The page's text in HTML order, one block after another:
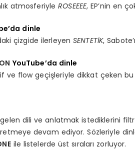
atmosferiyleROSEEEE, EP’nin en
dinle
çizgide ilerleyen SENTETİK,
YouTube’da dinle
ve flow geçişleriyle dikkat çeken
gelen dili ve anlatmak istediklerini
devam ediyor. Sözleriyle
ile listelerde üst sıraları zorluyor.